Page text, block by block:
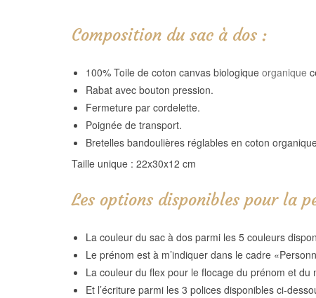
Composition du sac à dos :
100% Toile de coton canvas biologique organique
Rabat avec bouton pression.
Fermeture par cordelette.
Poignée de transport.
Bretelles bandoulières réglables en coton
Taille unique : 22x30x12 cm
Les options disponibles pour la
La couleur du sac à dos parmi les 5 couleurs
Le prénom est à m’indiquer dans le cadre
La couleur du flex pour le flocage du prénom et du
Et l’écriture parmi les 3 polices disponibles ci-